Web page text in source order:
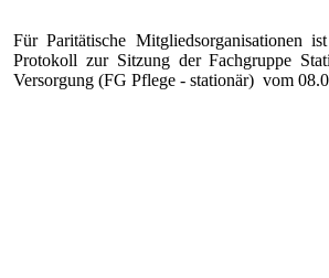
Für Paritätische Mitgliedsorganisationen
Protokoll zur Sitzung der Fachgruppe
Versorgung (FG Pflege - stationär) vom